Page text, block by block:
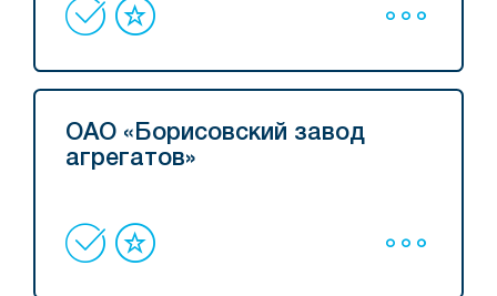
ОАО «Борисовский завод
агрегатов»